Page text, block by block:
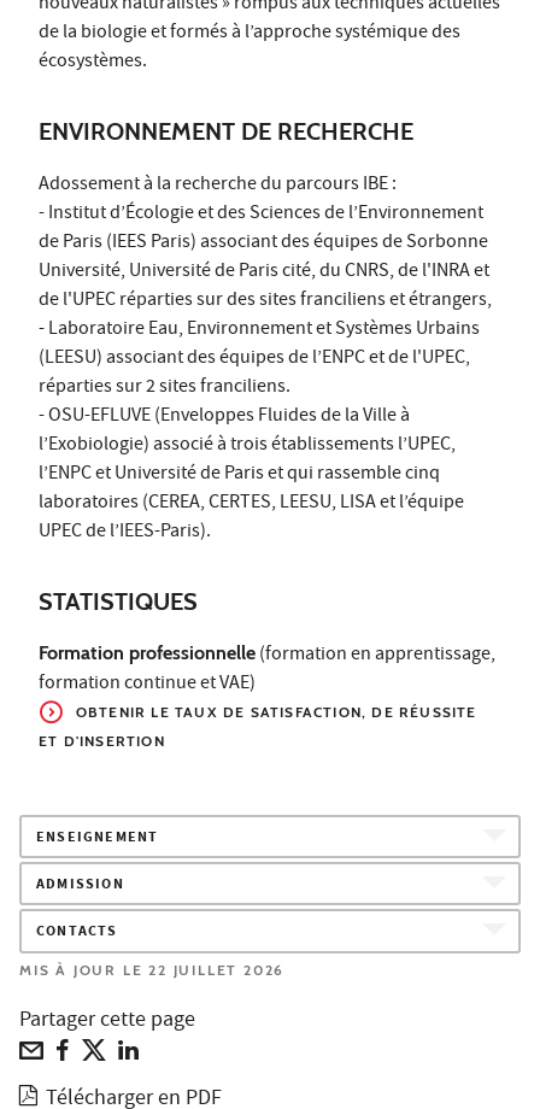
de la biologie et formés à l’approche systémique des
écosystèmes.
ENVIRONNEMENT DE RECHERCHE
Adossement à la recherche du parcours IBE :
- Institut d’Écologie et des Sciences de l’Environnement
de Paris (IEES Paris) associant des équipes de Sorbonne
Université, Université de Paris cité, du CNRS, de l'INRA et
de l'UPEC réparties sur des sites franciliens et étrangers,
- Laboratoire Eau, Environnement et Systèmes Urbains
(LEESU) associant des équipes de l’ENPC et de l'UPEC,
réparties sur 2 sites franciliens.
- OSU-EFLUVE (Enveloppes Fluides de la Ville à
l’Exobiologie) associé à trois établissements l’UPEC,
l’ENPC et Université de Paris et qui rassemble cinq
laboratoires (CEREA, CERTES, LEESU, LISA et l’équipe
UPEC de l’IEES-Paris).
STATISTIQUES
Formation professionnelle (formation en apprentissage,
formation continue et VAE)
OBTENIR LE TAUX DE SATISFACTION, DE RÉUSSITE
ET D'INSERTION
ENSEIGNEMENT
ADMISSION
CONTACTS
MIS À JOUR LE 22 JUILLET 2026
Partager cette page
Télécharger en PDF